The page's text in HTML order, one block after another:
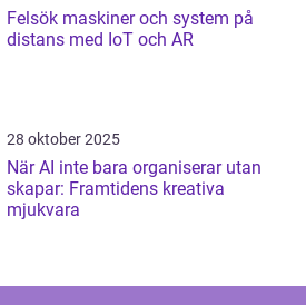
Felsök maskiner och system på
distans med IoT och AR
28 oktober 2025
När AI inte bara organiserar utan
skapar: Framtidens kreativa
mjukvara